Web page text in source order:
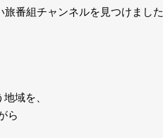
番組チャンネルを見つけました
域を、
ら